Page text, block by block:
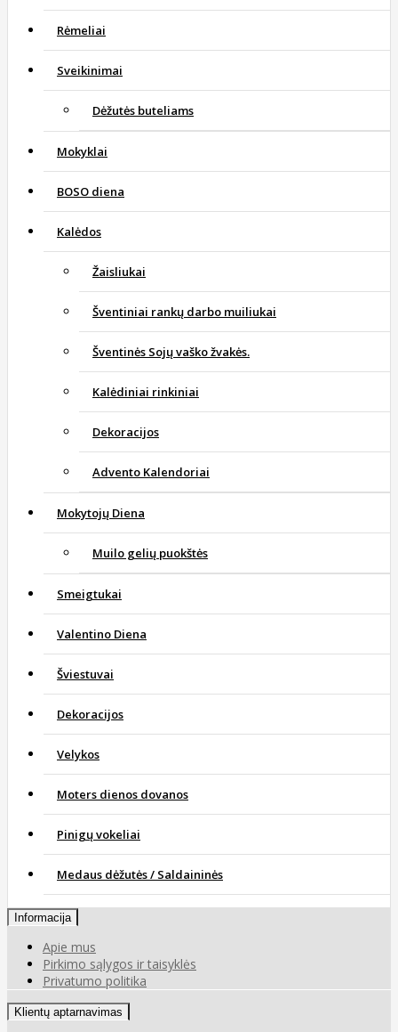
Rėmeliai
Sveikinimai
Dėžutės buteliams
Mokyklai
BOSO diena
Kalėdos
Žaisliukai
Šventiniai rankų darbo muiliukai
Šventinės Sojų vaško žvakės.
Kalėdiniai rinkiniai
Dekoracijos
Advento Kalendoriai
Mokytojų Diena
Muilo gelių puokštės
Smeigtukai
Valentino Diena
Šviestuvai
Dekoracijos
Velykos
Moters dienos dovanos
Pinigų vokeliai
Medaus dėžutės / Saldaininės
Informacija
Apie mus
Pirkimo sąlygos ir taisyklės
Privatumo politika
Klientų aptarnavimas